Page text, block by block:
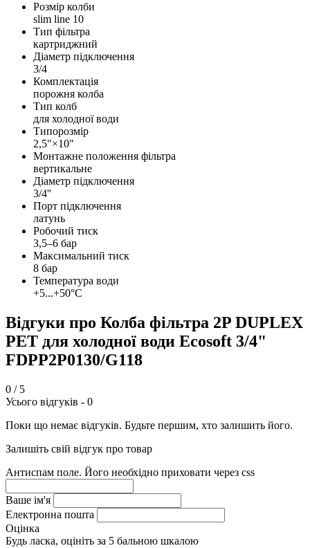
Розмір колби
slim line 10
Тип фільтра
картриджний
Діаметр підключення
3/4
Комплектація
порожня колба
Тип колб
для холодної води
Типорозмір
2,5"×10"
Монтажне положення фільтра
вертикальне
Діаметр підключення
3/4''
Порт підключення
латунь
Робочий тиск
3,5–6 бар
Максимальний тиск
8 бар
Температура води
+5...+50°C
Відгуки про Колба фільтра 2P DUPLEX
РЕТ для холодної води Ecosoft 3/4"
FDPP2P0130/G118
0 / 5
Усього відгуків - 0
Поки що немає відгуків. Будьте першим, хто залишить його.
Залишіть свій відгук про товар
Антиспам поле. Його необхідно приховати через css
Ваше ім'я
Електронна пошта
Оцінка
Будь ласка, оцініть за 5 бальною шкалою